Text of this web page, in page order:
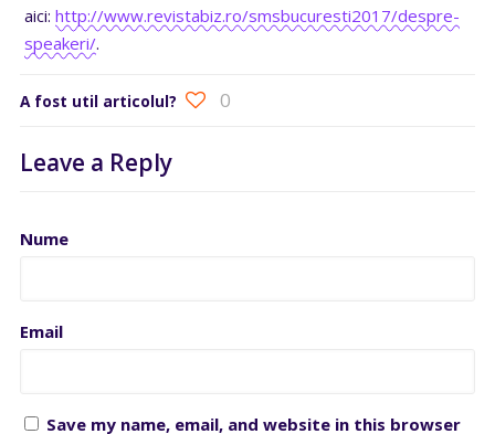
aici:http://www.revistabiz.ro/smsbucuresti2017/despre-
speakeri/.
A fost util articolul? 0
Leave a Reply
Nume
Email
Save my name, email, and website in this browser